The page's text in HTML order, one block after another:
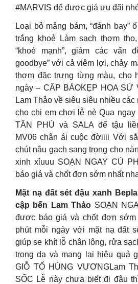
#MARVIS để được giá ưu đãi
Loại bỏ mảng bám, “đánh bay”
trắng khoẻ Làm sạch thơm
“khoẻ mạnh”, giảm các vấn
goodbye” với cả viêm lợi, chảy
thơm đặc trưng từng màu, cho
ngày – CẤP BÁOKẸP HOA SỨ
Lam Thảo về siêu siêu nhiều
cho chị em chơi lễ nè Qua
TÂN PHÚ và SALA để tậu
MV06 chân ái cuộc đờiiii Với
chút nâu gạch sang trọng cho
xinh xỉuuu SOẠN NGAY CÚ
báo giá và chốt đơn sớm nhất
Mặt nạ đất sét đậu xanh
cập bến Lam Thảo SOẠN
được báo giá và chốt đơn
phút mỗi ngày với mặt nạ đất
giúp se khít lỗ chân lông, rửa
trong da và mang lại hiệu quả
GIỖ TỔ HÙNG VƯƠNGLam
SỐC Lễ này chưa biết đi đâu